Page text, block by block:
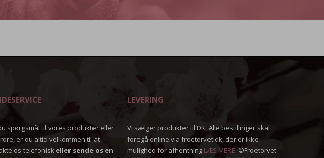
spørgsmål til vores produkter eller
er du altid velkommen til at
os telefonisk eller sende os en
LEVERING
Vi sælger produkter til DK, Alle bestillinger skal
foregå online via froetorvet.dk, der er ikke
mulighed for afhentning LÆS MERE. ©Froetorvet